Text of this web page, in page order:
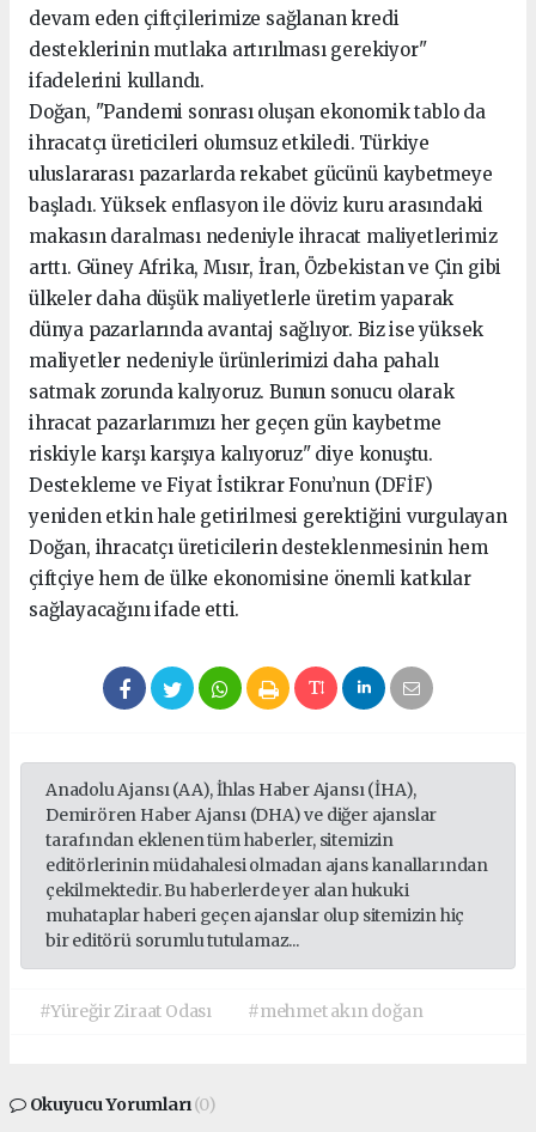
devam eden çiftçilerimize sağlanan kredi
desteklerinin mutlaka artırılması gerekiyor"
ifadelerini kullandı.
Doğan, "Pandemi sonrası oluşan ekonomik tablo da
ihracatçı üreticileri olumsuz etkiledi. Türkiye
uluslararası pazarlarda rekabet gücünü kaybetmeye
başladı. Yüksek enflasyon ile döviz kuru arasındaki
makasın daralması nedeniyle ihracat maliyetlerimiz
arttı. Güney Afrika, Mısır, İran, Özbekistan ve Çin gibi
ülkeler daha düşük maliyetlerle üretim yaparak
dünya pazarlarında avantaj sağlıyor. Biz ise yüksek
maliyetler nedeniyle ürünlerimizi daha pahalı
satmak zorunda kalıyoruz. Bunun sonucu olarak
ihracat pazarlarımızı her geçen gün kaybetme
riskiyle karşı karşıya kalıyoruz" diye konuştu.
Destekleme ve Fiyat İstikrar Fonu’nun (DFİF)
yeniden etkin hale getirilmesi gerektiğini vurgulayan
Doğan, ihracatçı üreticilerin desteklenmesinin hem
çiftçiye hem de ülke ekonomisine önemli katkılar
sağlayacağını ifade etti.
Anadolu Ajansı (AA), İhlas Haber Ajansı (İHA),
Demirören Haber Ajansı (DHA) ve diğer ajanslar
tarafından eklenen tüm haberler, sitemizin
editörlerinin müdahalesi olmadan ajans kanallarından
çekilmektedir. Bu haberlerde yer alan hukuki
muhataplar haberi geçen ajanslar olup sitemizin hiç
bir editörü sorumlu tutulamaz...
#Yüreğir Ziraat Odası #mehmet akın doğan
Okuyucu Yorumları(0)